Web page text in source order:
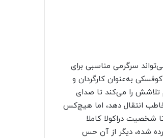
سرگرمی مناسبی برای
به‌‌عنوان کارگردان و
تلاشش را می‌کند تا صدای
انتقال دهد، اما هیچ‌کس
شخصیت دراکولا کاملا
شده، دیگر از آن حس